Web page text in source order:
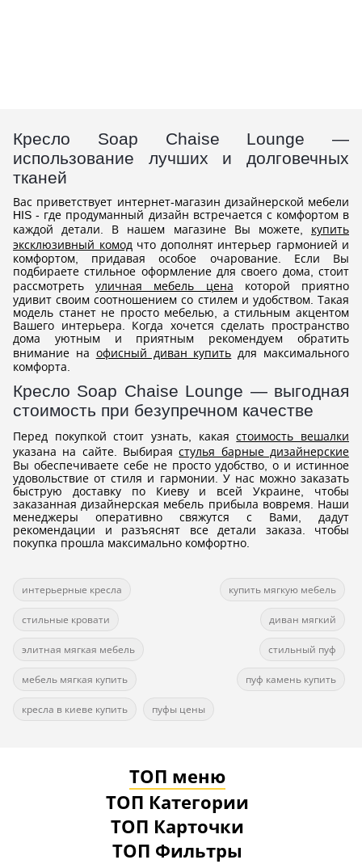
Кресло Soap Chaise Lounge —
использование лучших и долговечных
тканей
Вас приветствует интернет-магазин дизайнерской мебели
HIS - где продуманный дизайн встречается с комфортом в
каждой детали. В нашем магазине Вы можете, купить
эксклюзивный комодчто дополнят интерьер гармонией и
комфортом, придавая особое очарование. Если Вы
подбираете стильное оформление для своего дома, стоит
рассмотретьуличная мебель цена которой приятно
удивит своим соотношением со стилем и удобством. Такая
модель станет не просто мебелью, а стильным акцентом
Вашего интерьера. Когда хочется сделать пространство
дома уютным и приятным рекомендуем обратить
внимание на офисный диван купить для максимального
комфорта.
Кресло Soap Chaise Lounge — выгодная
стоимость при безупречном качестве
Перед покупкой стоит узнать, какаястоимость вешалки
указана на сайте. Выбираястулья барные дизайнерские
Вы обеспечиваете себе не просто удобство, о и истинное
удовольствие от стиля и гармонии. У нас можно заказать
быструю доставку по Киеву и всей Украине, чтобы
заказанная дизайнерская мебель прибыла вовремя. Наши
менеджеры оперативно свяжутся с Вами, дадут
рекомендации и разъяснят все детали заказа. чтобы
покупка прошла максимально комфортно.
интерьерные кресла купить мягкую мебель
стильные кровати диван мягкий
элитная мягкая мебель стильный пуф
мебель мягкая купить пуф камень купить
кресла в киеве купить пуфы цены
ТОП меню
ТОП Категории
ТОП Карточки
ТОП Фильтры